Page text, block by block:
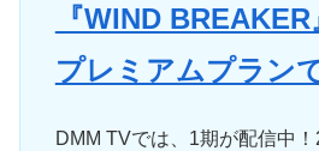
『WIND
プレミアムプラン
DMM TVでは、1期が配信中